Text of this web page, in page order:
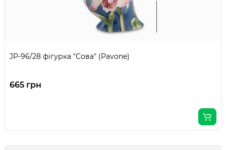
JP-96/28 фігурка "Сова" (Pavone)
665 грн